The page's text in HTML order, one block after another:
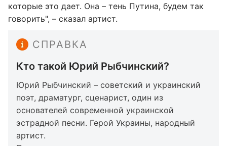
которые это дает. Она – тень Путина, будем так
говорить", – сказал артист.
СПРАВКА
Кто такой Юрий Рыбчинский?
Юрий Рыбчинский – советский и украинский
поэт, драматург, сценарист, один из
основателей современной украинской
эстрадной песни. Герой Украины, народный
артист.